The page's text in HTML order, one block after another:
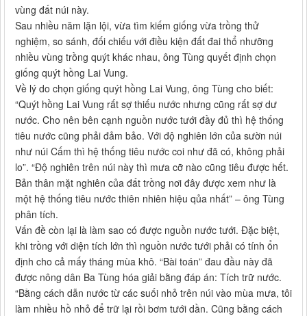
vùng đất núi này.
Sau nhiều năm lặn lội, vừa tìm kiếm giống vừa trồng thử
nghiệm, so sánh, đối chiếu với điều kiện đất đai thổ nhưỡng
nhiều vùng trồng quýt khác nhau, ông Tùng quyết định chọn
giống quýt hồng Lai Vung.
Về lý do chọn giống quýt hồng Lai Vung, ông Tùng cho biết:
“Quýt hồng Lai Vung rất sợ thiếu nước nhưng cũng rất sợ dư
nước. Cho nên bên cạnh nguồn nước tưới đầy đủ thì hệ thống
tiêu nước cũng phải đảm bảo. Với độ nghiên lớn của sườn núi
như núi Cấm thì hệ thống tiêu nước coi như đã có, không phải
lo”. “Độ nghiên trên núi này thì mưa cỡ nào cũng tiêu được hết.
Bản thân mặt nghiên của đất trồng nơi đây được xem như là
một hệ thống tiêu nước thiên nhiên hiệu qủa nhất” – ông Tùng
phân tích.
Vấn đề còn lại là làm sao có được nguồn nước tưới. Đặc biệt,
khi trồng với diện tích lớn thì nguồn nước tưới phải có tính ổn
định cho cả mấy tháng mùa khô. “Bài toán” đau đầu này đã
được nông dân Ba Tùng hóa giải bằng đáp án: Tích trữ nước.
“Bằng cách dẫn nước từ các suối nhỏ trên núi vào mùa mưa, tôi
làm nhiều hồ nhỏ để trữ lại rồi bơm tưới dần. Cũng bằng cách